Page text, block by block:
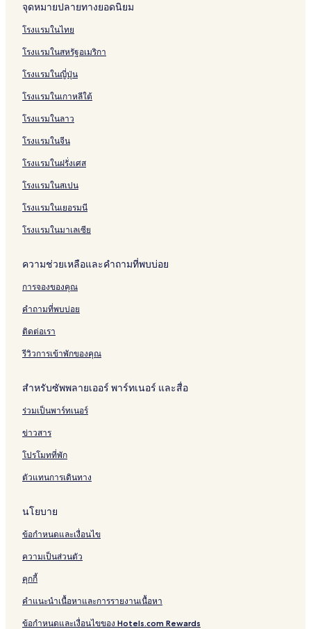
จุดหมายปลายทางยอดนิยม
โรงแรมในไทย
โรงแรมในสหรัฐอเมริกา
โรงแรมในญี่ปุ่น
โรงแรมในเกาหลีใต้
โรงแรมในลาว
โรงแรมในจีน
โรงแรมในฝรั่งเศส
โรงแรมในสเปน
โรงแรมในเยอรมนี
โรงแรมในมาเลเซีย
ความช่วยเหลือและคำถามที่พบบ่อย
การจองของคุณ
คำถามที่พบบ่อย
ติดต่อเรา
รีวิวการเข้าพักของคุณ
สำหรับซัพพลายเออร์ พาร์ทเนอร์ และสื่อ
ร่วมเป็นพาร์ทเนอร์
ข่าวสาร
โปรโมทที่พัก
ตัวแทนการเดินทาง
นโยบาย
ข้อกำหนดและเงื่อนไข
ความเป็นส่วนตัว
คุกกี้
คำแนะนำเนื้อหาและการรายงานเนื้อหา
ข้อกำหนดและเงื่อนไขของ Hotels.com Rewards